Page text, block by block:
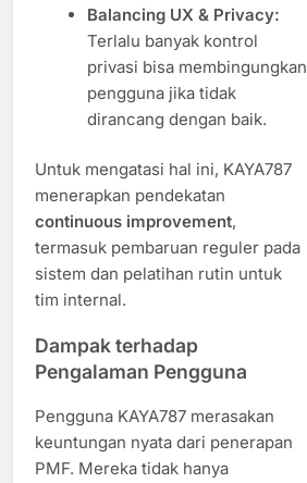
Balancing UX & Privacy:
Terlalu banyak kontrol
privasi bisa membingungkan
pengguna jika tidak
dirancang dengan baik.
Untuk mengatasi hal ini, KAYA787
menerapkan pendekatan
continuous improvement,
termasuk pembaruan reguler pada
sistem dan pelatihan rutin untuk
tim internal.
Dampak terhadap
Pengalaman Pengguna
Pengguna KAYA787 merasakan
keuntungan nyata dari penerapan
PMF. Mereka tidak hanya